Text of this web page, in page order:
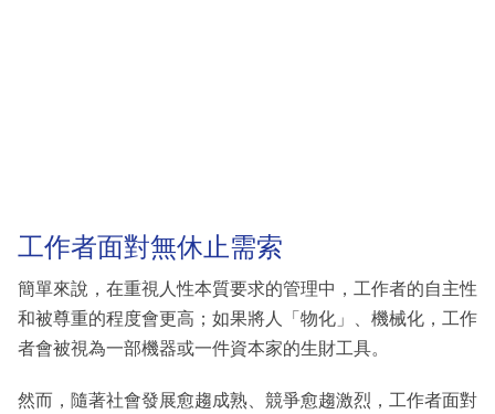
工作者面對無休止需索
簡單來說，在重視人性本質要求的管理中，工作者的自主性
和被尊重的程度會更高；如果將人「物化」、機械化，工作
者會被視為一部機器或一件資本家的生財工具。
然而，隨著社會發展愈趨成熟、競爭愈趨激烈，工作者面對